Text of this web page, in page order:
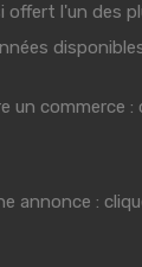
offert l'un des
un commerce
annonce :